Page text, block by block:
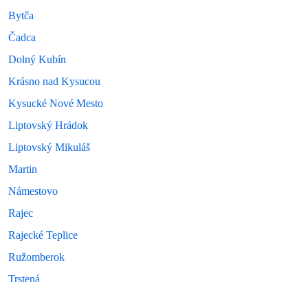
Bytča
Čadca
Dolný Kubín
Krásno nad Kysucou
Kysucké Nové Mesto
Liptovský Hrádok
Liptovský Mikuláš
Martin
Námestovo
Rajec
Rajecké Teplice
Ružomberok
Trstená